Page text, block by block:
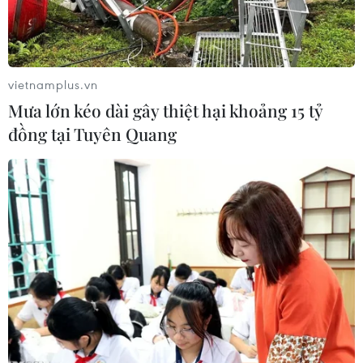
Triều Tiên.
Điều phối viên phụ trách khu vực Ấn Độ Dương-Thái Bình Dương
của Nhà Trắng Kurt Campbell (phải) và Phó Cố vấn An ninh
Quốc gia Hàn Quốc Kim Tae-hyo. (Nguồn: Reuters)
Theo hãng tin Yonhap, ngày 18/7, tại Seoul, Điều
vietnamplus.vn
Mưa lớn kéo dài gây thiệt hại khoảng 15 tỷ
đồng tại Tuyên Quang